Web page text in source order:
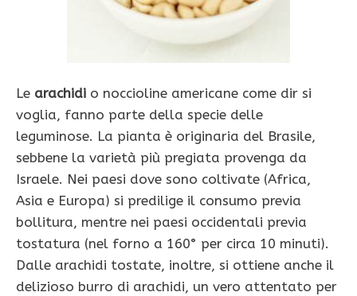
Le arachidi o noccioline americane come dir si
voglia, fanno parte della specie delle
leguminose. La pianta è originaria del Brasile,
sebbene la varietà più pregiata provenga da
Israele. Nei paesi dove sono coltivate (Africa,
Asia e Europa) si predilige il consumo previa
bollitura, mentre nei paesi occidentali previa
tostatura (nel forno a 160° per circa 10 minuti).
Dalle arachidi tostate, inoltre, si ottiene anche il
delizioso burro di arachidi, un vero attentato per